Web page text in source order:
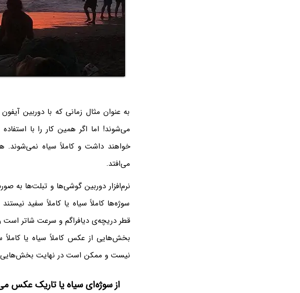
به عنوان مثال زمانی که با دوربین
خواهند داشت و کاملاً سیاه نمی‌شوند.
می‌افتد.
نرم‌افزار دوربین گوشی‌ها و تبلت‌ها به
سوژه‌ها کاملاً سیاه یا کاملاً سفید
بخش‌هایی از عکس کاملاً سیاه یا کاملاً
نیست و ممکن است در نهایت بخش‌هایی
از سوژه‌ای سیاه یا تاریک عکس